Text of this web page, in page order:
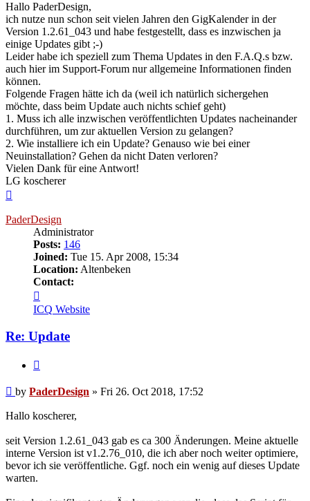
Hallo PaderDesign,
ich nutze nun schon seit vielen Jahren den GigKalender in der
Version 1.2.61_043 und habe festgestellt, dass es inzwischen ja
einige Updates gibt ;-)
Leider habe ich speziell zum Thema Updates in den F.A.Q.s bzw.
auch hier im Support-Forum nur allgemeine Informationen finden
können.
Folgende Fragen hätte ich da (weil ich natürlich sichergehen
möchte, dass beim Update auch nichts schief geht)
1. Muss ich alle inzwischen veröffentlichten Updates nacheinander
durchführen, um zur aktuellen Version zu gelangen?
2. Wie installiere ich ein Update? Genauso wie bei einer
Neuinstallation? Gehen da nicht Daten verloren?
Vielen Dank für eine Antwort!
LG koscherer
PaderDesign
Administrator
Posts: 146
Joined: Tue 15. Apr 2008, 15:34
Location: Altenbeken
Contact:
PaderDesign
ICQ Website
Re: Update
Post
by PaderDesign » Fri 26. Oct 2018, 17:52
Hallo koscherer,
seit Version 1.2.61_043 gab es ca 300 Änderungen. Meine aktuelle
interne Version ist v1.2.76_010, die ich aber noch weiter optimiere,
bevor ich sie veröffentliche. Ggf. noch ein wenig auf dieses Update
warten.